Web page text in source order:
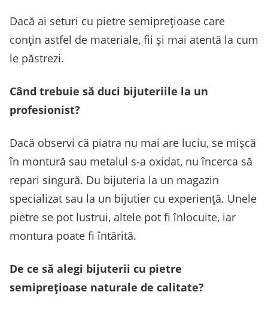
Dacă ai seturi cu pietre semiprețioase care
conțin astfel de materiale, fii și mai atentă la cum
le păstrezi.
Când trebuie să duci bijuteriile la un
profesionist?
Dacă observi că piatra nu mai are luciu, se mișcă
în montură sau metalul s-a oxidat, nu încerca să
repari singură. Du bijuteria la un magazin
specializat sau la un bijutier cu experiență. Unele
pietre se pot lustrui, altele pot fi înlocuite, iar
montura poate fi întărită.
De ce să alegi bijuterii cu pietre
semiprețioase naturale de calitate?